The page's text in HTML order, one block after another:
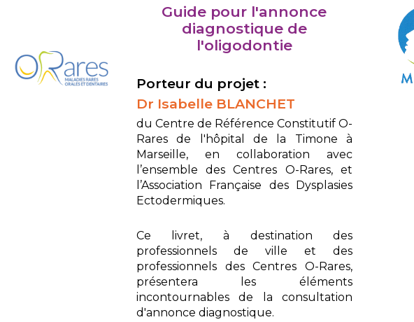
Guide pour l'annonce
diagnostique de
l'oligodontie
Porteur du projet :
Dr Isabelle BLANCHET
du Centre de Référence Constitutif O-
Rares de l'hôpital de la Timone à
Marseille, en collaboration avec
l’ensemble des Centres O-Rares, et
l’Association Française des Dysplasies
Ectodermiques.
Ce livret, à destination des
professionnels de ville et des
professionnels des Centres O-Rares,
présentera les éléments
incontournables de la consultation
d'annonce diagnostique.